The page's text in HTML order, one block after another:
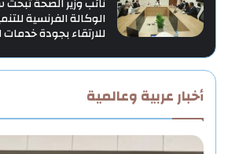
الوكالة الفرنسية
للارتقاء بجودة خدمات
أخبار عربية وعالمية